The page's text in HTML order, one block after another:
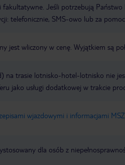
fakultatywne. Jeśli potrzebują
telefonicznie, SMS-owo lub za
jest wliczony w cenę. Wyjątkiem są
na trasie lotnisko-hotel-lotnisko nie
jako usługi dodatkowej w trakcie
wjazdowymi i informacjami
dla osób z